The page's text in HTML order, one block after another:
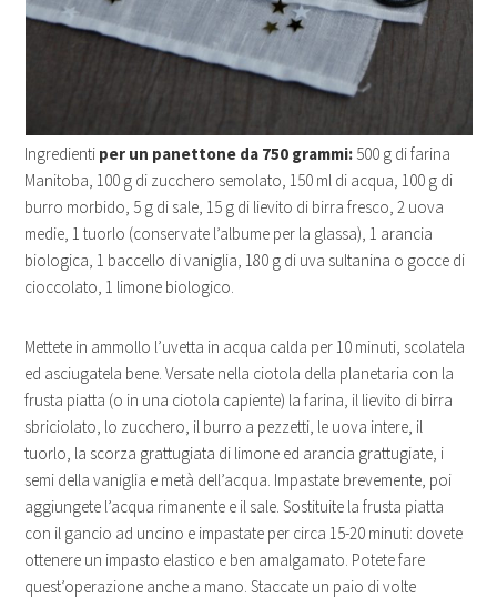
Ingredienti per un panettone da 750 grammi: 500 g di farina
Manitoba, 100 g di zucchero semolato, 150 ml di acqua, 100 g di
burro morbido, 5 g di sale, 15 g di lievito di birra fresco, 2 uova
medie, 1 tuorlo (conservate l’albume per la glassa), 1 arancia
biologica, 1 baccello di vaniglia, 180 g di uva sultanina o gocce di
cioccolato, 1 limone biologico.
Mettete in ammollo l’uvetta in acqua calda per 10 minuti, scolatela
ed asciugatela bene. Versate nella ciotola della planetaria con la
frusta piatta (o in una ciotola capiente) la farina, il lievito di birra
sbriciolato, lo zucchero, il burro a pezzetti, le uova intere, il
tuorlo, la scorza grattugiata di limone ed arancia grattugiate, i
semi della vaniglia e metà dell’acqua. Impastate brevemente, poi
aggiungete l’acqua rimanente e il sale. Sostituite la frusta piatta
con il gancio ad uncino e impastate per circa 15-20 minuti: dovete
ottenere un impasto elastico e ben amalgamato. Potete fare
quest’operazione anche a mano. Staccate un paio di volte